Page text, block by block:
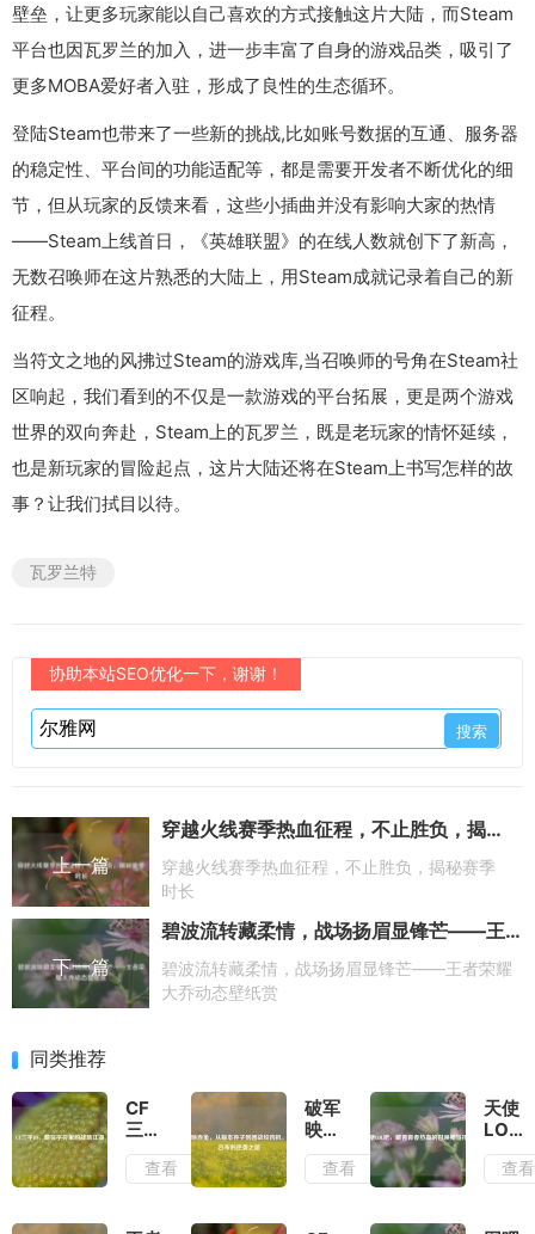
壁垒，让更多玩家能以自己喜欢的方式接触这片大陆，而Steam
平台也因瓦罗兰的加入，进一步丰富了自身的游戏品类，吸引了
更多MOBA爱好者入驻，形成了良性的生态循环。
登陆Steam也带来了一些新的挑战,比如账号数据的互通、服务器
的稳定性、平台间的功能适配等，都是需要开发者不断优化的细
节，但从玩家的反馈来看，这些小插曲并没有影响大家的热情
——Steam上线首日，《英雄联盟》的在线人数就创下了新高，
无数召唤师在这片熟悉的大陆上，用Steam成就记录着自己的新
征程。
当符文之地的风拂过Steam的游戏库,当召唤师的号角在Steam社
区响起，我们看到的不仅是一款游戏的平台拓展，更是两个游戏
世界的双向奔赴，Steam上的瓦罗兰，既是老玩家的情怀延续，
也是新玩家的冒险起点，这片大陆还将在Steam上书写怎样的故
事？让我们拭目以待。
瓦罗兰特
协助本站SEO优化一下，谢谢！
上一篇
穿越火线赛季热血征程，不止胜负，揭秘赛季时长
穿越火线赛季热血征程，不止胜负，揭秘赛季
时长
下一篇
碧波流转藏柔情，战场扬眉显锋芒——王者荣耀大乔动态壁纸赏
碧波流转藏柔情，战场扬眉显锋芒——王者荣耀
大乔动态壁纸赏
同类推荐
CF
三字
ID，
藏在
查看
破军
映赤
兔，
从版
查看
天使
LOL
吧，
藏着
查看